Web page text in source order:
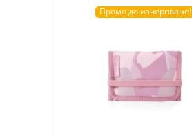
Промо до изчерпване!